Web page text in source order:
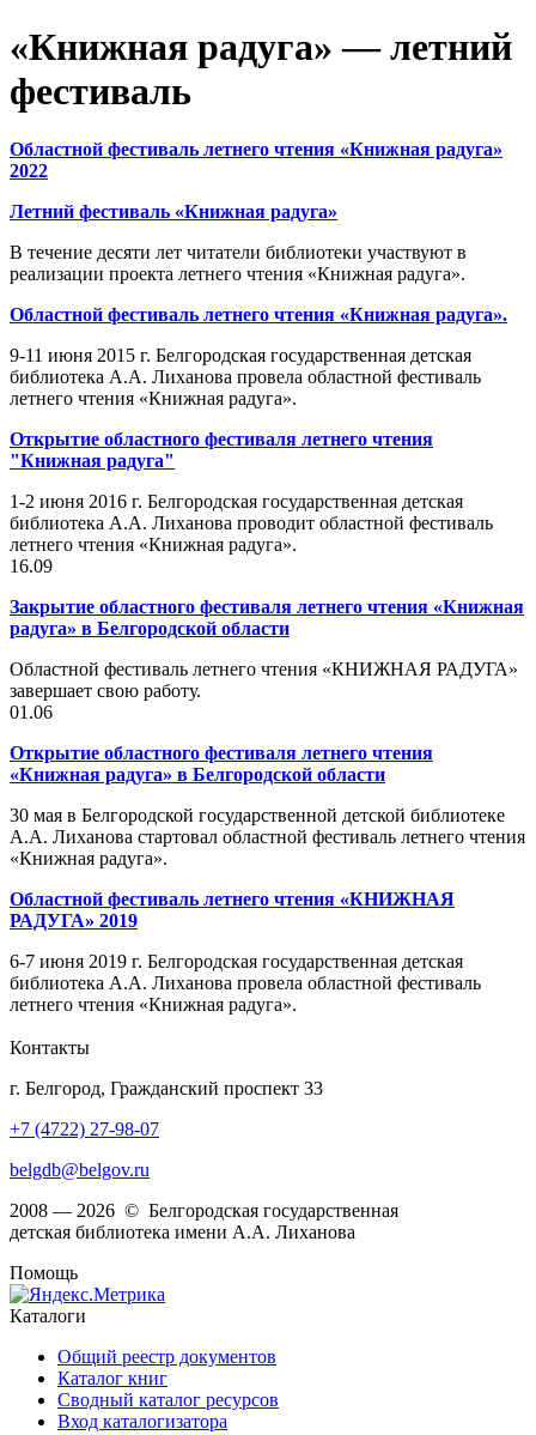
«Книжная радуга» — летний
фестиваль
Областной фестиваль летнего чтения «Книжная радуга»
2022
Летний фестиваль «Книжная радуга»
В течение десяти лет читатели библиотеки участвуют в
реализации проекта летнего чтения «Книжная радуга».
Областной фестиваль летнего чтения «Книжная радуга».
9-11 июня 2015 г. Белгородская государственная детская
библиотека А.А. Лиханова провела областной фестиваль
летнего чтения «Книжная радуга».
Открытие областного фестиваля летнего чтения
"Книжная радуга"
1-2 июня 2016 г. Белгородская государственная детская
библиотека А.А. Лиханова проводит областной фестиваль
летнего чтения «Книжная радуга».
16.09
Закрытие областного фестиваля летнего чтения «Книжная
радуга» в Белгородской области
Областной фестиваль летнего чтения «КНИЖНАЯ РАДУГА»
завершает свою работу.
01.06
Открытие областного фестиваля летнего чтения
«Книжная радуга» в Белгородской области
30 мая в Белгородской государственной детской библиотеке
А.А. Лиханова стартовал областной фестиваль летнего чтения
«Книжная радуга».
Областной фестиваль летнего чтения «КНИЖНАЯ
РАДУГА» 2019
6-7 июня 2019 г. Белгородская государственная детская
библиотека А.А. Лиханова провела областной фестиваль
летнего чтения «Книжная радуга».
Контакты
г. Белгород, Гражданский проспект 33
+7 (4722) 27-98-07
belgdb@belgov.ru
2008 — 2026 © Белгородская государственная
детская библиотека имени А.А. Лиханова
Помощь
Каталоги
Общий реестр документов
Каталог книг
Сводный каталог ресурсов
Вход каталогизатора